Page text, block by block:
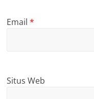
Email*
Situs Web